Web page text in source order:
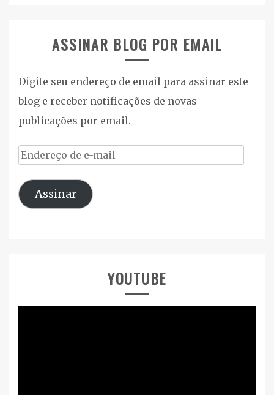
ASSINAR BLOG POR EMAIL
Digite seu endereço de email para assinar este
blog e receber notificações de novas
publicações por email.
Endereço
e-
Assinar
YOUTUBE